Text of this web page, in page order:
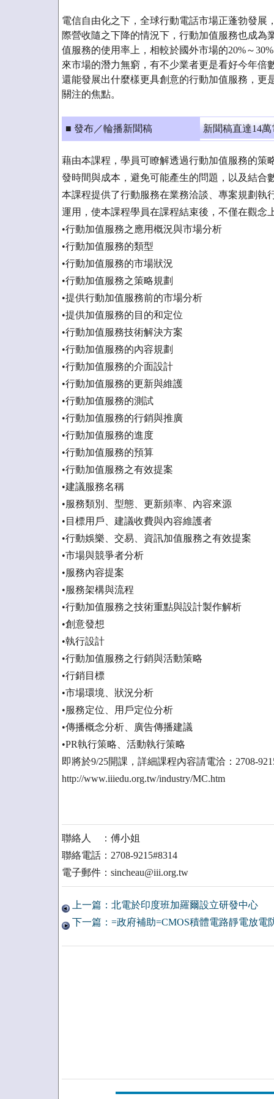
電信自由化之下，全球行動電話市場正蓬勃發展
際營收隨之下降的情況下，行動加值服務也成為
值服務的使用率上，相較於國外市場的20%～
來市場的潛力無窮，有不少業者更是看好今年倍
還能發展出什麼樣更具創意的行動加值服務，更
關注的焦點。
■ 發布／輪播新聞稿 新聞稿直達14
藉由本課程，學員可瞭解透過行動加值服務的策
發時間與成本，避免可能產生的問題，以及結合
本課程提供了行動服務在業務洽談、專案規劃執
運用，使本課程學員在課程結束後，不僅在觀念
•行動加值服務之應用概況與市場分析
•行動加值服務的類型
•行動加值服務的市場狀況
•行動加值服務之策略規劃
•提供行動加值服務前的市場分析
•提供加值服務的目的和定位
•行動加值服務技術解決方案
•行動加值服務的內容規劃
•行動加值服務的介面設計
•行動加值服務的更新與維護
•行動加值服務的測試
•行動加值服務的行銷與推廣
•行動加值服務的進度
•行動加值服務的預算
•行動加值服務之有效提案
•建議服務名稱
•服務類別、型態、更新頻率、內容來源
•目標用戶、建議收費與內容維護者
•行動娛樂、交易、資訊加值服務之有效提案
•市場與競爭者分析
•服務內容提案
•服務架構與流程
•行動加值服務之技術重點與設計製作解析
•創意發想
•執行設計
•行動加值服務之行銷與活動策略
•行銷目標
•市場環境、狀況分析
•服務定位、用戶定位分析
•傳播概念分析、廣告傳播建議
•PR執行策略、活動執行策略
即將於9/25開課，詳細課程內容請電洽：2708-
http://www.iiiedu.org.tw/industry/MC.htm
聯絡人 ：傅小姐
聯絡電話：2708-9215#8314
電子郵件：sincheau@iii.org.tw
上一篇：北電於印度班加羅爾設立研發中心
下一篇：=政府補助=CMOS積體電路靜電放電